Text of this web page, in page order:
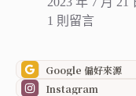
1 則留言
Google 偏好來源
Instagram